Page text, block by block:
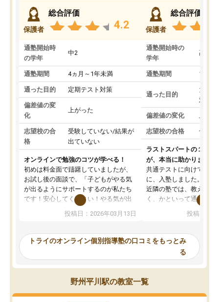
保護者
総合評価
4.2
通塾開始時
の学年
中2
通塾期間 4ヵ月～1年未満
通った目的 定期テスト対策
偏差値の変
化
上がった
志望校の合
格
受験していない/結果が
出ていない
オンラインで勉強のコツが学べる！
初めは料金面で躊躇していましたが、
お試し後の面談で、「子どもがやる気
が出るようにサポートするのが私たち
です！安心してください！やる気が出
ないのは私たち講師の責任です」と言
ってくださり、確かに！と考えて、思
ったんですが、学生の先生から学ぶこ
み、徐々に成績が上がったらいいなと
思っていました。何が今足りないのか
を的確に指導いただき、子どももびっ
くりするほど楽しんでやる気を持って
塾を受けています。狙い通り、少しず
投稿日：2026年03月13日
保護者
総合評価
通塾開始時の
学年
高3
通塾期間 1～3
通った目的
大学
対策
偏差値の変化
志望校の合格 合格
ラストスパートの１か月
が、本当に助かりました
共通テストに向けての追
に、入塾しました。田舎
近隣の塾では、教えても
く、かといって通うには
可能なので本当に助か
らないところをピンポイ
頂いて、とてもわかり
していました。一生を
スト、多少お金がかかっ
思い切って入塾してよか
投稿日：
トライのオンライン個別指導塾の口コミをもっとみ
る
野州平川駅の教室一覧